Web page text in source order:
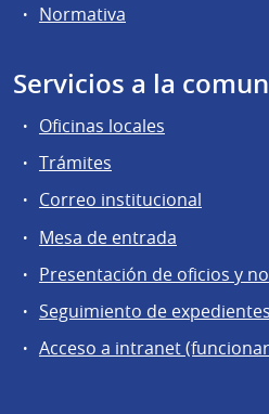
Normativa
Servicios a la
Oficinas locales
Trámites
Correo institucional
Mesa de entrada
Presentación de oficios y
Seguimiento de expedientes
Acceso a intranet